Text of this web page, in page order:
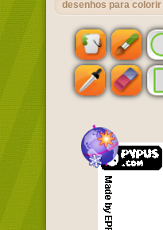
desenhos para colorir